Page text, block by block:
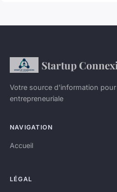
Startup
Votre source d'information
entrepreneuriale
NAVIGATION
Accueil
LÉGAL